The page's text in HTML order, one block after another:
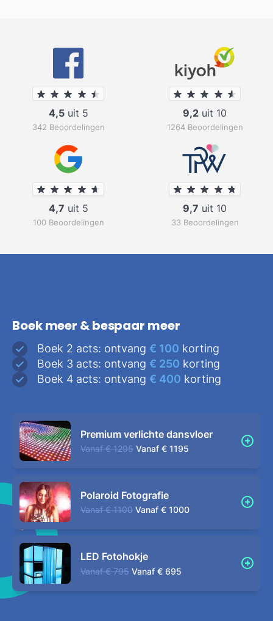
4,5uit 5
342 Beoordelingen
9,2 uit 10
1264 Beoordelingen
4,7 uit 5
100 Beoordelingen
9,7 uit 10
33 Beoordelingen
Boek meer & bespaar meer
Boek 2 acts: ontvang € 100 korting
Boek 3 acts: ontvang € 250 korting
Boek 4 acts: ontvang € 400 korting
Premium verlichte dansvloer
Vanaf € 1295 Vanaf € 1195
Polaroid Fotografie
Vanaf € 1100 Vanaf € 1000
LED Fotohokje
Vanaf € 795 Vanaf € 695